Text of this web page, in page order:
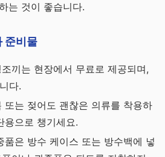
는 것이 좋습니다.
준비물
끼는 현장에서 무료로 제공되며,
다.
또는 젖어도 괜찮은 의류를 착용하
용으로 챙기세요.
품은 방수 케이스 또는 방수백에 넣